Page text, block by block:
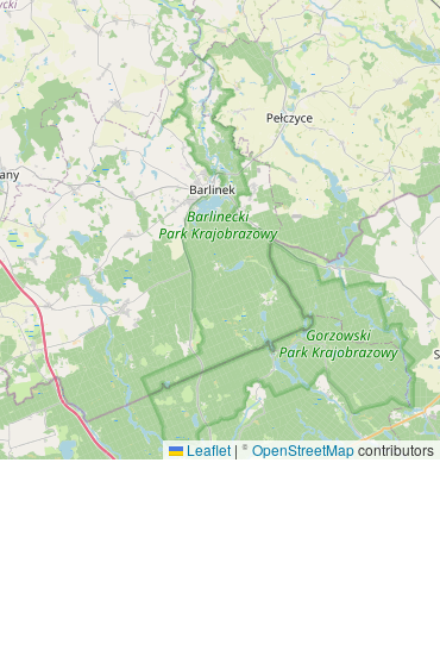
Leaflet | © OpenStreetMapcontributors